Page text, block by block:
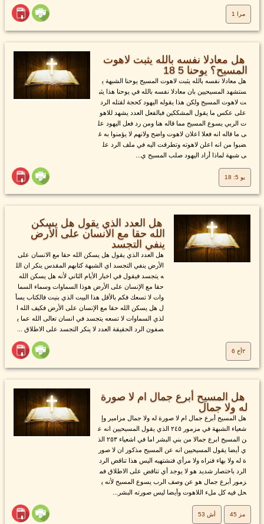
مرا 1
هل معادلا نفسه بالله يثبت لاهوت
المسيح؟ يوحنا 5 18
هل معادلا نفسه بالله يثبت لاهوت المسيح يوحنا الشبهة ي
ستشهد المسيحيين بان معادلا نفسه بالله في يوحنا هذا يثب
ت لاهوت المسيح ولكن هذا يقوله اليهود كحجة لقتله الرد
على عكس ما يقول المشككين فبالفعل العدد يشهد للاهو
ت الربي يسوع المسيح مما قاله هنا ومن رد فعل اليهود عل
ى ما قاله انه فعلا اعلان لاهوت واضح ولانهم لا يؤمنوا به غ
ضبوا من انه اعلن لاهوته وتطرقت اليه في ملف الرد عل
ى شبهة لماذا أراد اليهود صلب المسيح ي...
يو 5: 18
هل العدد الذي يقول هل يسكن
الله حقا مع الانسان على الأرض
ينفي التجسد
هل العدد الذي يقول هل يسكن الله حقا مع الانسان على
الأرض ينفي التجسد اي الشبهة كتابهم المقدس ينكر ان الل
ه يتجسد فيقول في اخبار الأيام الثاني لأنه هل يسكن الله
حقا مع الإنسان على الأرض هوذا السماوات وسماء السما
وات لا تسعك فكم بالأقل هذا البيت الذي بنيت فالكتاب يسأ
ل هل يسكن الله حقا مع الإنسان على الأرض فكيف الله ا
لذي السماوات لا تسعه يتجسد في انسان تعالى الله عما ي
صفون الرد الحقيقة العدد لا ينكر التجسد على الاطلاق ...
٢أخ 6
هل المسيح أبرع جمال ام لا صورة
له ولا جمال
هل المسيح أبرع جمال ام لا صورة له ولا جمال مزامير وإ
شعياء الشبهة في مزمور ٢٤٥ الذي يقول المسيحيين انه ع
ن المسيح ابرع جمالا من بني البشر اما في اشعياء ٢٥٣ الذ
ي أيضا يقول المسيحيين انه عن المسيح مذكور ان لا صور
ة له ولا بهاء فنراه ولا مرأي فنشتهيه اليس هذا تناقض الرد
الرد باختصار شديد هو لا يوجد أي تناقض على الاطلاق فم
زمور أبرع جمال هو عن وصف الرب يسوع المسيح لأنه ي
حل فيه كل ملء اللاهوت وأيضا ليس صورته البشر...
مز 45 أش 53